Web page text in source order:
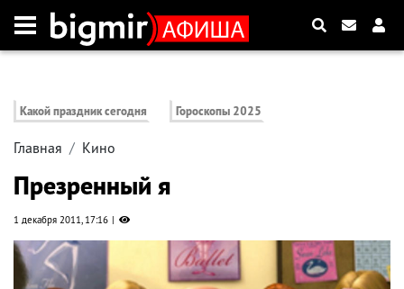
Какой праздник сегодня Гороскопы 2025
Главная Кино
Презренный я
1 декабря 2011, 17:16